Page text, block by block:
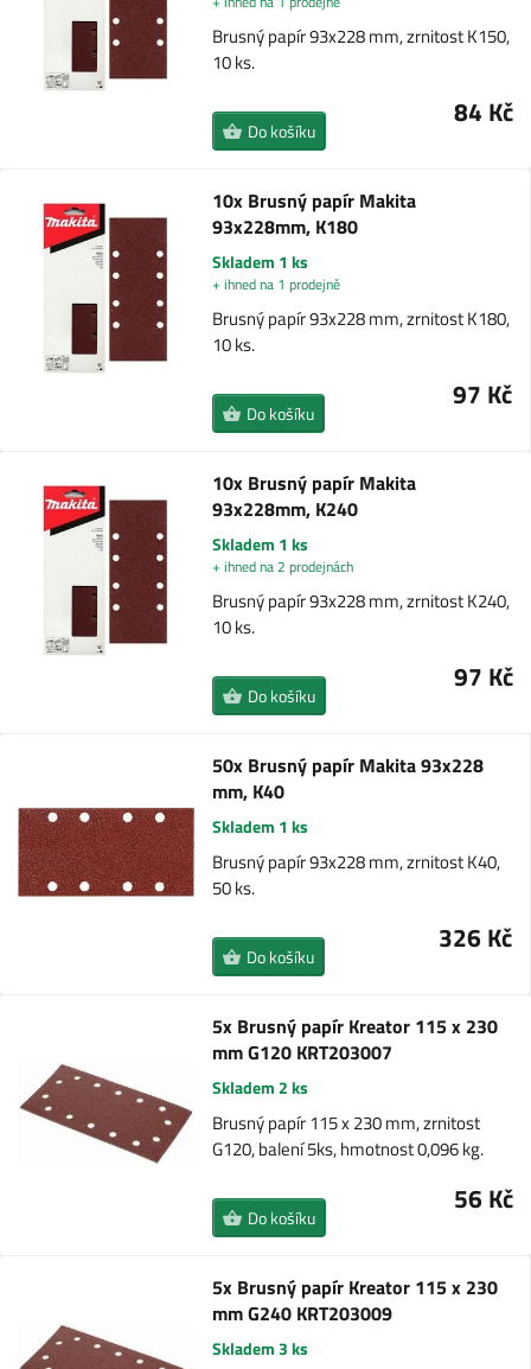
Brusný papír 93x228 mm, zrnitost K150,
10 ks.
84 Kč
Do košíku
10x Brusný papír Makita
93x228mm, K180
Skladem 1 ks
+ ihned na 1 prodejně
Brusný papír 93x228 mm, zrnitost K180,
10 ks.
97 Kč
Do košíku
10x Brusný papír Makita
93x228mm, K240
Skladem 1 ks
+ ihned na 2 prodejnách
Brusný papír 93x228 mm, zrnitost K240,
10 ks.
97 Kč
Do košíku
50x Brusný papír Makita 93x228
mm, K40
Skladem 1 ks
Brusný papír 93x228 mm, zrnitost K40,
50 ks.
326 Kč
Do košíku
5x Brusný papír Kreator 115 x 230
mm G120 KRT203007
Skladem 2 ks
Brusný papír 115 x 230 mm, zrnitost
G120, balení 5ks, hmotnost 0,096 kg.
56 Kč
Do košíku
5x Brusný papír Kreator 115 x 230
mm G240 KRT203009
Skladem 3 ks